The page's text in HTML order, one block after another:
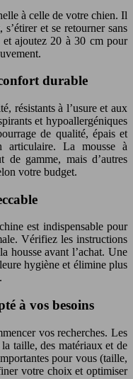
à celle de votre chien. Il
et se retourner sans
et ajoutez 20 à 30 cm pour
durable
résistants à l’usure et aux
et hypoallergéniques
de qualité, épais et
articulaire. La mousse à
gamme, mais d’autres
votre budget.
est indispensable pour
Vérifiez les instructions
housse avant l’achat. Une
hygiène et élimine plus
à vos besoins
vos recherches. Les
taille, des matériaux et de
pour vous (taille,
votre choix et optimiser